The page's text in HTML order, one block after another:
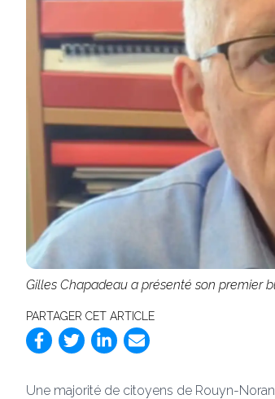
Gilles Chapadeau a présenté son premier
PARTAGER CET ARTICLE
Une majorité de citoyens de Rouyn-